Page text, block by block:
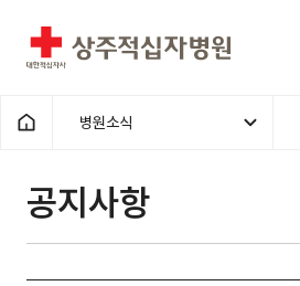
상주적십자병원
홈으로
병원소식
공지사항